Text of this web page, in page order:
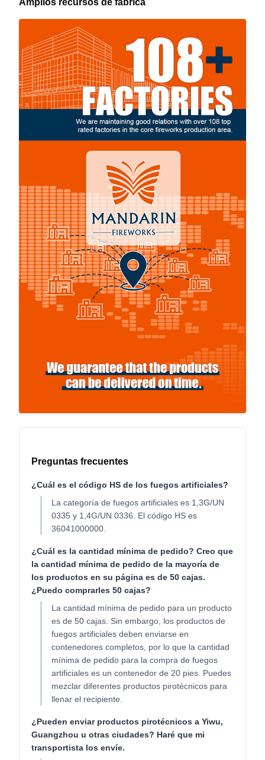
Amplios recursos de fábrica
Preguntas frecuentes
¿Cuál es el código HS de los fuegos artificiales?
La categoría de fuegos artificiales es 1,3G/UN
0335 y 1,4G/UN 0336. El código HS es
36041000000.
¿Cuál es la cantidad mínima de pedido? Creo que
la cantidad mínima de pedido de la mayoría de
los productos en su página es de 50 cajas.
¿Puedo comprarles 50 cajas?
La cantidad mínima de pedido para un producto
es de 50 cajas. Sin embargo, los productos de
fuegos artificiales deben enviarse en
contenedores completos, por lo que la cantidad
mínima de pedido para la compra de fuegos
artificiales es un contenedor de 20 pies. Puedes
mezclar diferentes productos pirotécnicos para
llenar el recipiente.
¿Pueden enviar productos pirotécnicos a Yiwu,
Guangzhou u otras ciudades? Haré que mi
transportista los envíe.